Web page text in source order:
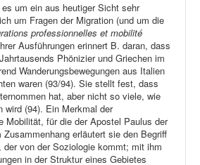
um ein aus heutiger Sicht sehr
um Fragen der Migration (und um die
professionnelles et mobilité
Ausführungen erinnert B. daran, dass
Phönizier und Griechen im
Wanderungsbewegungen aus Italien
waren (93/94). Sie stellt fest, dass
hat, aber nicht so viele, wie
wird (94). Ein Merkmal der
Mobilität, für die der Apostel Paulus der
erläutert sie den Begriff
der von der Soziologie kommt; mit ihm
in der Struktur eines Gebietes